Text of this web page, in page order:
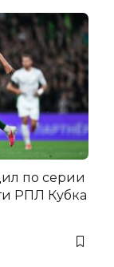
по серии
РПЛ Кубка